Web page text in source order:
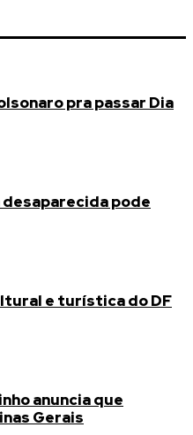
pra passar Dia
desaparecida pode
e turística do DF
anuncia que
Gerais